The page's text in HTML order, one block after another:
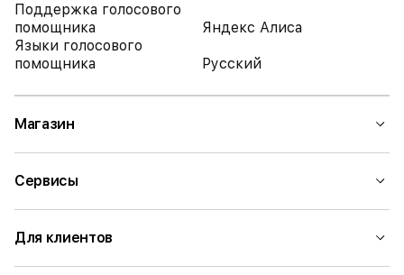
Поддержка голосового
помощника
Яндекс Алиса
Языки голосового
помощника
Русский
Магазин
Сервисы
Для клиентов